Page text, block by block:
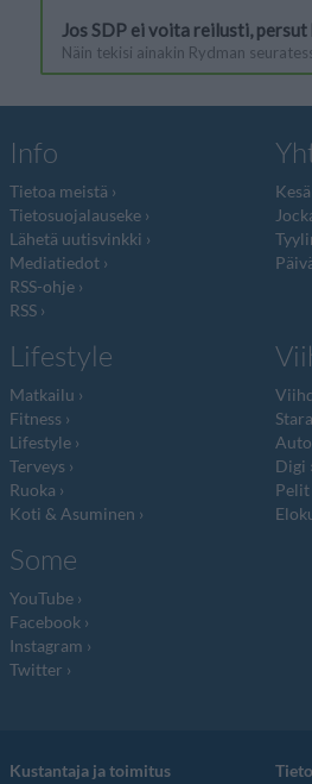
Info
Tietoa meistä
Tietosuojalauseke
Lähetä uutisvinkki
Mediatiedot
RSS-ohje
RSS
Lifestyle
Matkailu
Fitness
Lifestyle
Terveys
Ruoka
Koti & Asuminen
Digi
Pelit
Some
YouTube
Facebook
Instagram
Twitter
Kustantaja ja toimitus